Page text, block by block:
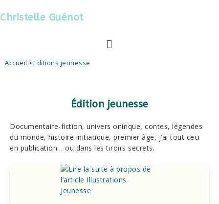
Christelle Guénot
Accueil >Editions jeunesse
Édition jeunesse
Documentaire-fiction, univers onirique, contes, légendes
du monde, histoire initiatique, premier âge, j’ai tout ceci
en publication… ou dans les tiroirs secrets.